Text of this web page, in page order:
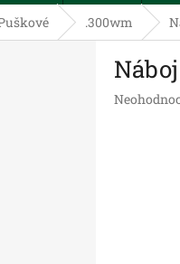
.300wm
Průměrné